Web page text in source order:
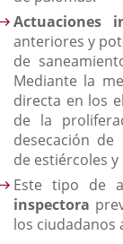
Actuaciones
anteriores y
de
Mediante la
directa en los
de la
desecación
de estiércoles
Este tipo de
inspectora
los ciudadanos